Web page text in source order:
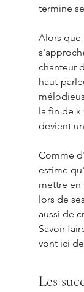
termine
Alors que
chanteur
haut-
la fin de
devient
Comme
estime
mettre en
lors de
aussi de
Savoir-
vont ici
Les